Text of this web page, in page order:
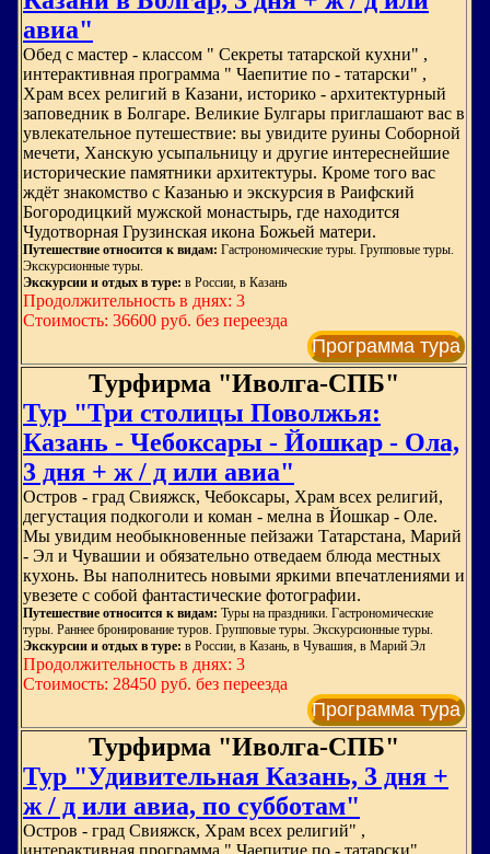
авиа"
Обед с мастер - классом " Секреты татарской кухни" ,
интерактивная программа " Чаепитие по - татарски" ,
Храм всех религий в Казани, историко - архитектурный
заповедник в Болгаре. Великие Булгары приглашают вас в
увлекательное путешествие: вы увидите руины Соборной
мечети, Ханскую усыпальницу и другие интереснейшие
исторические памятники архитектуры. Кроме того вас
ждёт знакомство с Казанью и экскурсия в Раифский
Богородицкий мужской монастырь, где находится
Чудотворная Грузинская икона Божьей матери.
Путешествие относится к видам: Гастрономические туры. Групповые туры.
Экскурсионные туры.
Экскурсии и отдых в туре: в России, в Казань
Продолжительность в днях: 3
Стоимость: 36600 руб. без переезда
Программа тура
Турфирма "Иволга-СПБ"
Тур "Три столицы Поволжья:
Казань - Чебоксары - Йошкар - Ола,
3 дня + ж / д или авиа"
Остров - град Свияжск, Чебоксары, Храм всех религий,
дегустация подкоголи и коман - мелна в Йошкар - Оле.
Мы увидим необыкновенные пейзажи Татарстана, Марий
- Эл и Чувашии и обязательно отведаем блюда местных
кухонь. Вы наполнитесь новыми яркими впечатлениями и
увезете с собой фантастические фотографии.
Путешествие относится к видам: Туры на праздники. Гастрономические
туры. Раннее бронирование туров. Групповые туры. Экскурсионные туры.
Экскурсии и отдых в туре: в России, в Казань, в Чувашия, в Марий Эл
Продолжительность в днях: 3
Стоимость: 28450 руб. без переезда
Программа тура
Турфирма "Иволга-СПБ"
Тур "Удивительная Казань, 3 дня +
ж / д или авиа, по субботам"
Остров - град Свияжск, Храм всех религий" ,
интерактивная программа " Чаепитие по - татарски" ,